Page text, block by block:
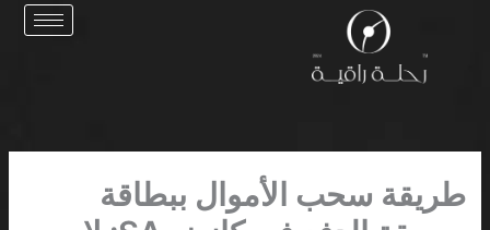
طريقة سحب الأموال ببطاقة